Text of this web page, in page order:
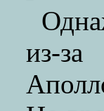
из-